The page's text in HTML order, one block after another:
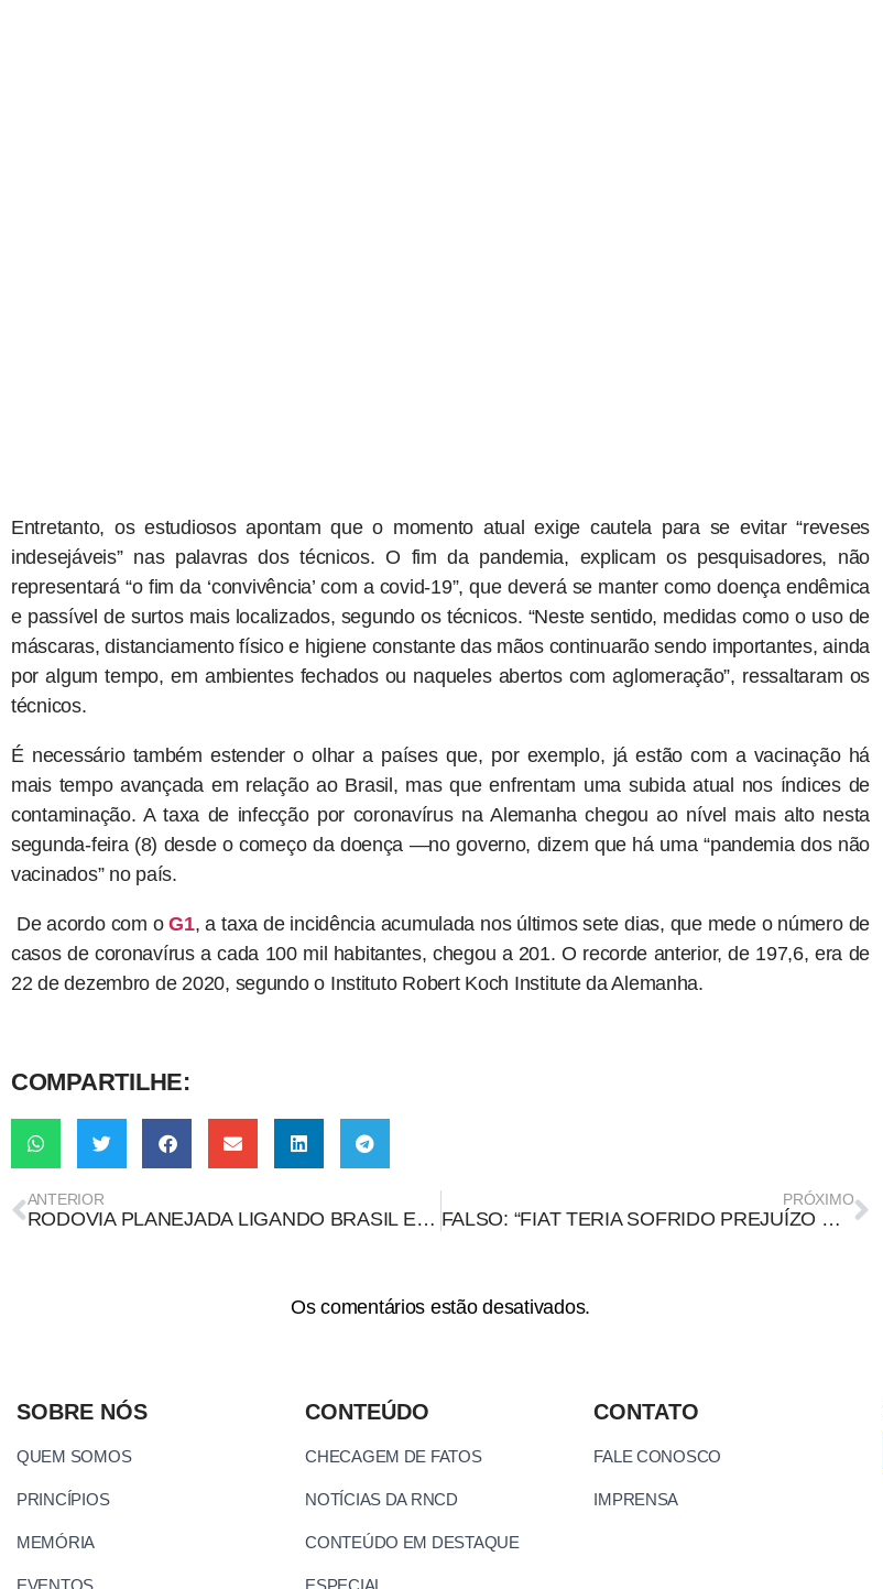
Entretanto, os estudiosos apontam que o momento atual exige cautela para se evitar “reveses
indesejáveis” nas palavras dos técnicos. O fim da pandemia, explicam os pesquisadores, não
representará “o fim da ‘convivência’ com a covid-19”, que deverá se manter como doença endêmica
e passível de surtos mais localizados, segundo os técnicos. “Neste sentido, medidas como o uso de
máscaras, distanciamento físico e higiene constante das mãos continuarão sendo importantes, ainda
por algum tempo, em ambientes fechados ou naqueles abertos com aglomeração”, ressaltaram os
técnicos.
É necessário também estender o olhar a países que, por exemplo, já estão com a vacinação há
mais tempo avançada em relação ao Brasil, mas que enfrentam uma subida atual nos índices de
contaminação. A taxa de infecção por coronavírus na Alemanha chegou ao nível mais alto nesta
segunda-feira (8) desde o começo da doença —no governo, dizem que há uma “pandemia dos não
vacinados” no país.
De acordo com oG1, a taxa de incidência acumulada nos últimos sete dias, que mede o número de
casos de coronavírus a cada 100 mil habitantes, chegou a 201. O recorde anterior, de 197,6, era de
22 de dezembro de 2020, segundo o Instituto Robert Koch Institute da Alemanha.
COMPARTILHE:
ANTERIOR
RODOVIA PLANEJADA LIGANDO BRASIL E PERU AMEAÇA UM DOS LUGARES DE MAIOR BIODIVERSIDADE DA TERRA
PRÓXIMO
FALSO: “FIAT TERIA SOFRIDO PREJUÍZO DE R$ 100 MILHÕES APÓS REPUDIAR DECLARAÇÃO HOMOFÓBICA DE MAURÍCIO SOUZA”
Os comentários estão desativados.
SOBRE NÓS
QUEM SOMOS
PRINCÍPIOS
MEMÓRIA
CONTEÚDO
CHECAGEM DE FATOS
NOTÍCIAS DA RNCD
CONTEÚDO EM DESTAQUE
CONTATO
FALE CONOSCO
IMPRENSA